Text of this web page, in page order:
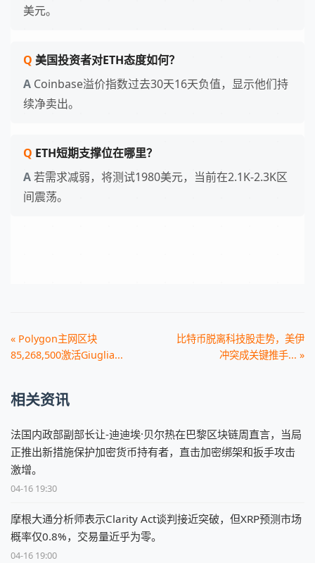
美元。
美国投资者对ETH态度如何？
Coinbase溢价指数过去30天16天负值，显示他们持
续净卖出。
ETH短期支撑位在哪里？
若需求减弱，将测试1980美元，当前在2.1K-2.3K区
间震荡。
« Polygon主网区块
85,268,500激活Giuglia...
比特币脱离科技股走势，美伊
冲突成关键推手... »
相关资讯
法国内政部副部长让-迪迪埃·贝尔热在巴黎区块链周直言，当局
正推出新措施保护加密货币持有者，直击加密绑架和扳手攻击
激增。
04-16 19:30
摩根大通分析师表示Clarity Act谈判接近突破，但XRP预测市场
概率仅0.8%，交易量近乎为零。
04-16 19:00